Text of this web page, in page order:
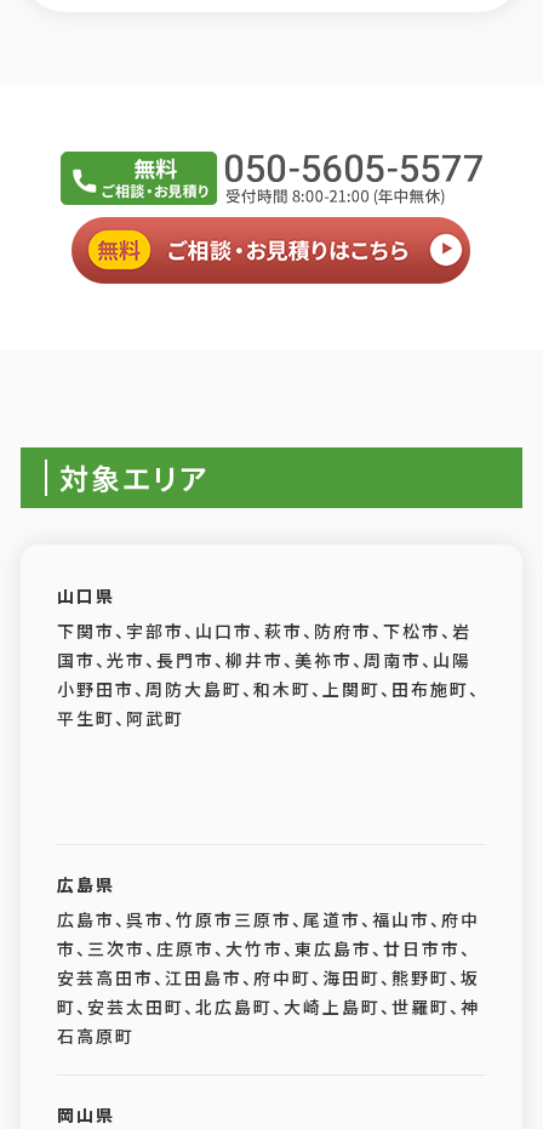
対象エリア
山口県
下関市、宇部市、山口市、萩市、防府市、下松市、岩
国市、光市、長門市、柳井市、美祢市、周南市、山陽
小野田市、周防大島町、和木町、上関町、田布施町、
平生町、阿武町
広島県
広島市、呉市、竹原市三原市、尾道市、福山市、府中
市、三次市、庄原市、大竹市、東広島市、廿日市市、
安芸高田市、江田島市、府中町、海田町、熊野町、坂
町、安芸太田町、北広島町、大崎上島町、世羅町、神
石高原町
岡山県